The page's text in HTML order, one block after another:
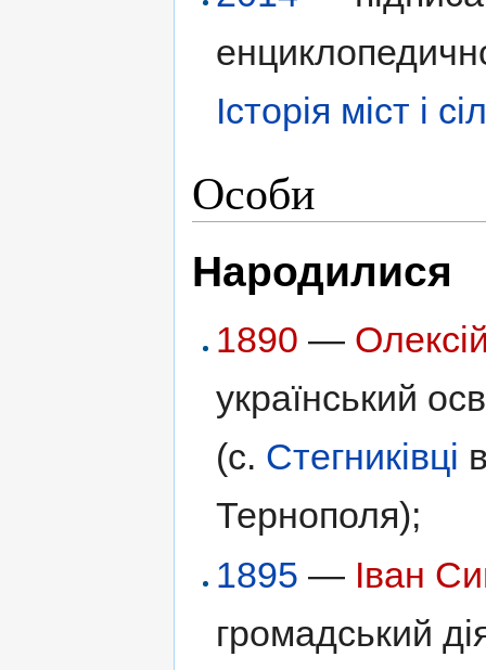
Історія міст і
Особи
Народилися
1890 —
український
(с. Стегниківці
Тернополя);
1895 — Іван
громадський